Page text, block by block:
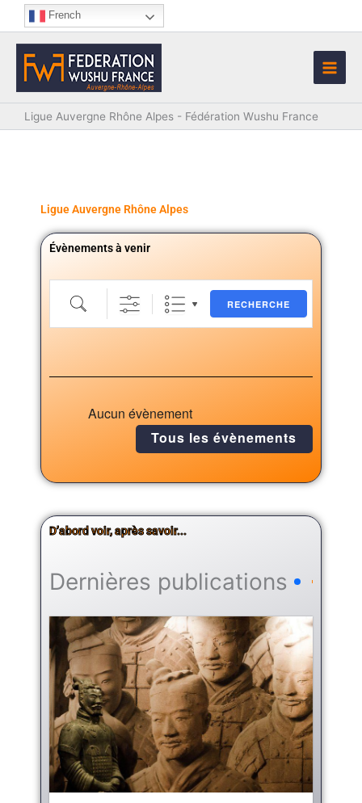
contenu
French
Ligue Auvergne Rhône Alpes - Fédération Wushu France
Ligue Auvergne Rhône Alpes
Évènements à venir
Recherche
RECHERCHE
Aucun évènement
Tous les évènements
D’abord voir, après savoir...
Dernières publications